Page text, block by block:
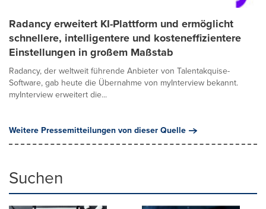
Radancy erweitert KI-Plattform und ermöglicht
schnellere, intelligentere und kosteneffizientere
Einstellungen in großem Maßstab
Radancy, der weltweit führende Anbieter von Talentakquise-
Software, gab heute die Übernahme von myInterview bekannt.
myInterview erweitert die...
Weitere Pressemitteilungen von dieser Quelle
Suchen